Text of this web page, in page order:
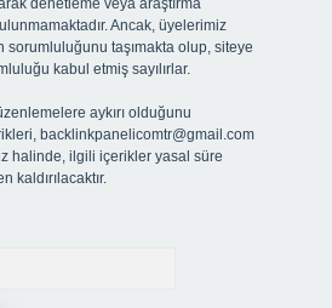
denetleme veya araştırma
Ancak, üyelerimiz
sorumluluğunu taşımakta olup, siteye
kabul etmiş sayılırlar.
aykırı olduğunu
backlinkpanelicomtr@gmail.com
halinde, ilgili içerikler yasal süre
kaldırılacaktır.